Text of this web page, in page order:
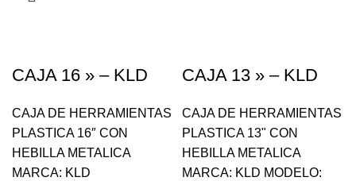
CAJA 16 » – KLD
CAJA DE HERRAMIENTAS
PLASTICA 16″ CON
HEBILLA METALICA
MARCA: KLD
CAJA 13 » – KLD
CAJA DE HERRAMIENTAS
PLASTICA 13" CON
HEBILLA METALICA
MARCA: KLD MODELO: